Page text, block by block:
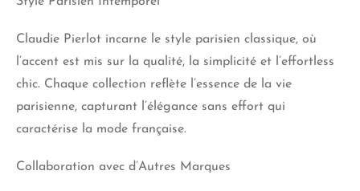
Claudie Pierlot incarne le style parisien classique, où
l’accent est mis sur la qualité, la simplicité et l’effortless
chic. Chaque collection reflète l’essence de la vie
parisienne, capturant l’élégance sans effort qui
caractérise la mode française.
Collaboration avec d’Autres Marques